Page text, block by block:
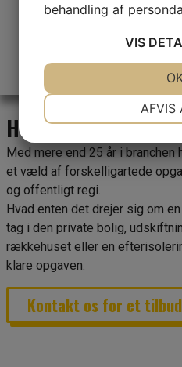
Ærlighed,
​​Hvorfor vælge
Med mere end 25 år i
et væld af forskelligartede
og offentligt regi. ​
Hvad enten det drejer sig om
tag i den private bolig,
rækkehuset eller en
klare opgaven.
Kontakt os for et tilbud
behandling af
VIS
MARKETING
AFVIS